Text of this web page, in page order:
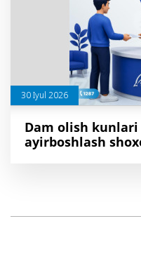
30 Iyul 2026
Dam olish
ayirboshlash